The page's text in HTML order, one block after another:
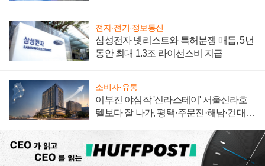
전자·전기·정보통신
삼성전자 넷리스트와 특허분쟁 매듭, 5년
동안 최대 1.3조 라이선스비 지급
소비자·유통
이부진 야심작 '신라스테이' 서울신라호
텔보다 잘 나가, 평택·주문진·해남·건대로